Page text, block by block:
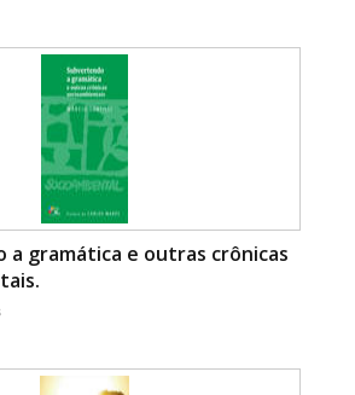
a gramática e outras crônicas